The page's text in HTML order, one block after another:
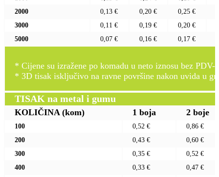
2000
0,13 € 0,20 € 0,25 €
3000
0,11 € 0,19 € 0,20 €
5000
0,07 € 0,16 € 0,17 €
* Cijene su izražene po komadu u neto iznosu bez PDV-
* 3D tisak isključivo na ravne površine nakon uvida u
TISAK na metal i gumu
KOLIČINA (kom) 1 boja 2 boje
100 0,52 €
0,86 €
200
0,43 €
0,60 €
300
0,35 €
0,52 €
400
0,33 €
0,47 €